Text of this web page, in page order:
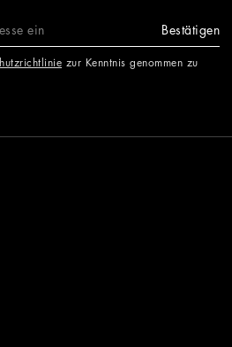
Bestätigen
zur Kenntnis genommen zu